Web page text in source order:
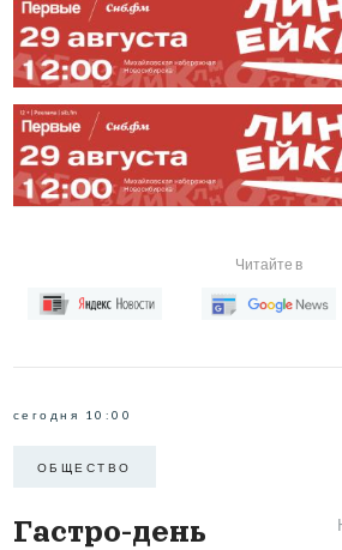
Читайте в
сегодня 10:00
ОБЩЕСТВО
Гастро-день